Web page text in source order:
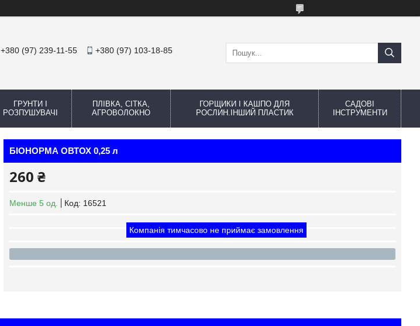
+380 (97) 239-11-55 +380 (97) 103-18-85
ГРУНТИ І
РОЗПУШУВАЧІ
ПЛІВКА, СІТКА,
АГРОВОЛОКНО
ГОРЩИКИ І КАШПО ДЛЯ
РОСЛИН.ІНШИЙ ПЛАСТИК
САДОВІ
ІНСТРУМЕНТИ
БІОНОРМА ОВТОХ 0,25 л
260 ₴
Менше 5 од. Код: 16521
Компанія тимчасово не приймає замовлення